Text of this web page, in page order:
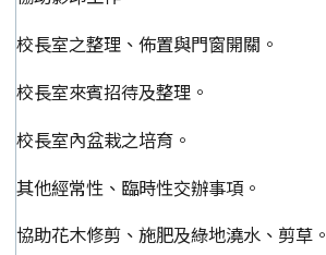
校長室之整理、佈置與門窗開關。
校長室來賓招待及整理。
校長室內盆栽之培育。
其他經常性、臨時性交辦事項。
協助花木修剪、施肥及綠地澆水、剪草。